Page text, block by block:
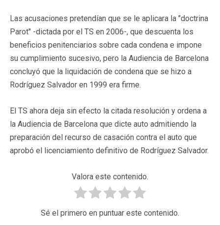
Las acusaciones pretendían que se le aplicara la "doctrina
Parot" -dictada por el TS en 2006-, que descuenta los
beneficios penitenciarios sobre cada condena e impone
su cumplimiento sucesivo, pero la Audiencia de Barcelona
concluyó que la liquidación de condena que se hizo a
Rodríguez Salvador en 1999 era firme.
El TS ahora deja sin efecto la citada resolución y ordena a
la Audiencia de Barcelona que dicte auto admitiendo la
preparación del recurso de casación contra el auto que
aprobó el licenciamiento definitivo de Rodríguez Salvador.
Valora este contenido.
Sé el primero en puntuar este contenido.